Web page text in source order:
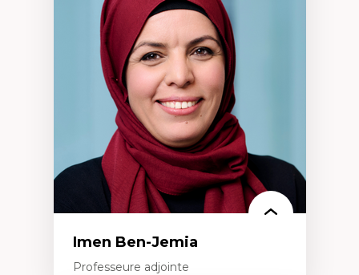
Imen Ben-Jemia
Professeure adjointe